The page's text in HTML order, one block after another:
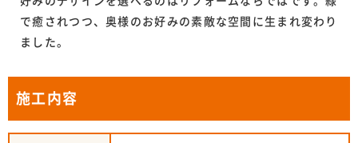
で癒されつつ、奥様のお好みの素敵な空間に生まれ変わり
ました。
施工内容